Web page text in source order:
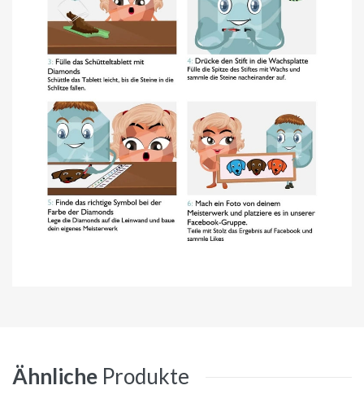
Ähnliche Produkte